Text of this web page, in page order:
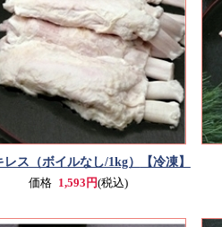
レス（ボイルなし/1kg） 【冷凍】
価格 1,593円(税込)